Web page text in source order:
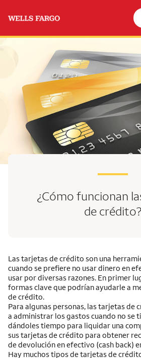
¿Cómo funcionan
de crédito?
Las tarjetas de crédito son una
cuando se prefiere no usar dinero en
usar por diversas razones. En primer
formas clave que podrían ayudarle a
de crédito.
Para algunas personas, las tarjetas de
a administrar los gastos cuando no se
dándoles tiempo para liquidar una
sus tarjetas de crédito para obtener
de devolución en efectivo (cash back)
Hay muchos tipos de tarjetas de